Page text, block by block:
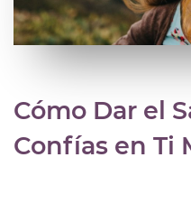
Cómo Dar el
Confías en Ti